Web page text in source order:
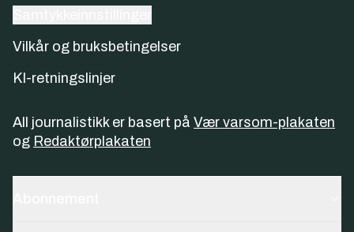
Vilkår og bruksbetingelser
KI-retningslinjer
All journalistikk er basert på Vær varsom-plakaten
og Redaktørplakaten